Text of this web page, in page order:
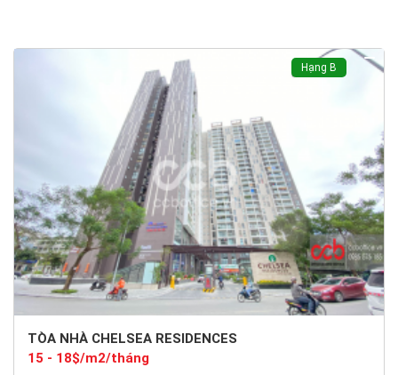
Hạng B
TÒA NHÀ CHELSEA RESIDENCES
15 - 18$/m2/tháng